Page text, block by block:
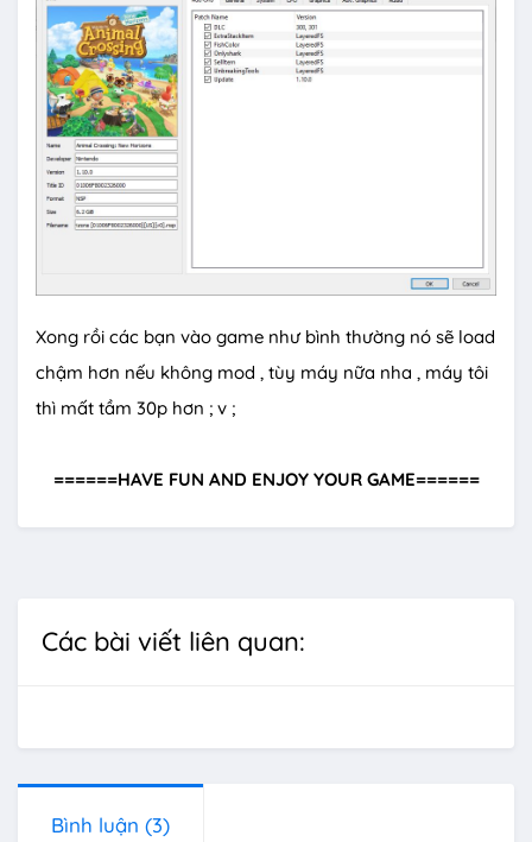
Xong rồi các bạn vào game như bình thường nó sẽ load
chậm hơn nếu không mod , tùy máy nữa nha , máy tôi
thì mất tầm 30p hơn ; v ;
======HAVE FUN AND ENJOY YOUR GAME======
Các bài viết liên quan:
Bình luận (3)